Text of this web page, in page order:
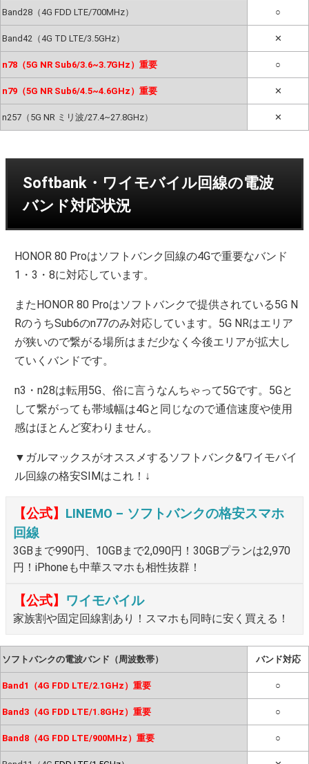
Band28（4G FDD LTE/700MHz） ○
Band42（4G TD LTE/3.5GHz） ✕
n78（5G NR Sub6/3.6~3.7GHz）重要 ○
n79（5G NR Sub6/4.5~4.6GHz）重要 ✕
n257（5G NR ミリ波/27.4~27.8GHz） ✕
Softbank・ワイモバイル回線の電波
バンド対応状況
HONOR 80 Proはソフトバンク回線の4Gで重要なバンド
1・3・8に対応しています。
またHONOR 80 Proはソフトバンクで提供されている5G N
RのうちSub6のn77のみ対応しています。5G NRはエリア
が狭いので繋がる場所はまだ少なく今後エリアが拡大し
ていくバンドです。
n3・n28は転用5G、俗に言うなんちゃって5Gです。5Gと
して繋がっても帯域幅は4Gと同じなので通信速度や使用
感はほとんど変わりません。
▼ガルマックスがオススメするソフトバンク&ワイモバイ
ル回線の格安SIMはこれ！↓
【公式】 LINEMO – ソフトバンクの格安スマホ
回線
3GBまで990円、10GBまで2,090円！30GBプランは2,970
円！iPhoneも中華スマホも相性抜群！
【公式】 ワイモバイル
家族割や固定回線割あり！スマホも同時に安く買える！
ソフトバンクの電波バンド（周波数帯） バンド対応
Band1（4G FDD LTE/2.1GHz）重要 ○
Band3（4G FDD LTE/1.8GHz）重要 ○
Band8（4G FDD LTE/900MHz）重要 ○